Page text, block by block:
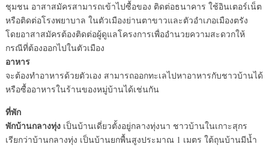
ชุมชน อาสาสมัครสามารถเข้าไปซื้อของ ติดต่อธนาคาร ใช้อินเตอร์เน็ต
หรือติดต่อโรงพยาบาล ในตัวเมืองย่านตาขาวและตัวอำเภอเมืองตรัง
โดยอาสาสมัครต้องติดต่อผู้ดูแลโครงการเพื่ออำนวยความสะดวกให้
กรณีที่ต้องออกไปในตัวเมือง
อาหาร
จะต้องทำอาหารด้วยตัวเอง สามารถออกทะเลไปหาอาหารกับชาวบ้านได้
หรือซื้ออาหารในร้านของหมู่บ้านได้เช่นกัน
ที่พัก
พักบ้านกลางทุ่งเป็นบ้านเดี่ยวตั้งอยู่กลางทุ่งนา ชาวบ้านในเกาะสุกร
เรียกว่าบ้านกลางทุ่ง เป็นบ้านยกพื้นสูงประมาณ 1 เมตร ใต้ถุนบ้านมีน้ำ